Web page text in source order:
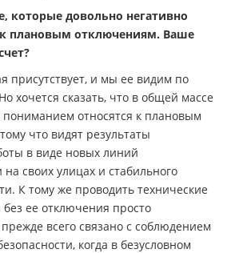
которые довольно негативно
к плановым отключениям. Ваше
присутствует, и мы ее видим по
хочется сказать, что в общей массе
относятся к плановым
что видят результаты
в виде новых линий
своих улицах и стабильного
К тому же проводить технические
ее отключения просто
всего связано с соблюдением
когда в безусловном